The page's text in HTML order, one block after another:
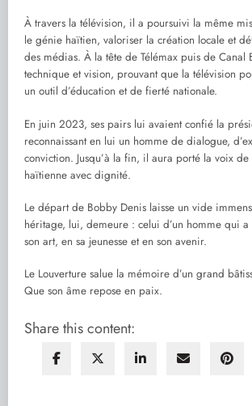
À travers la télévision, il a poursuivi la même
le génie haïtien, valoriser la création locale et
des médias. À la tête de Télémax puis de Canal
technique et vision, prouvant que la télévision
un outil d’éducation et de fierté nationale.
En juin 2023, ses pairs lui avaient confié la
reconnaissant en lui un homme de dialogue,
conviction. Jusqu’à la fin, il aura porté la voix de
haïtienne avec dignité.
Le départ de Bobby Denis laisse un vide
héritage, lui, demeure : celui d’un homme qui
son art, en sa jeunesse et en son avenir.
Le Louverture salue la mémoire d’un grand
Que son âme repose en paix.
Share this content: